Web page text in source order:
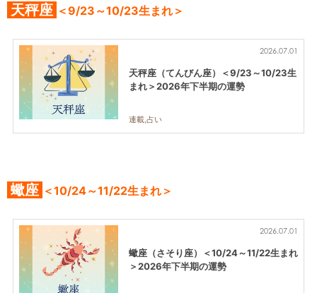
天秤座 ＜9/23～10/23生まれ＞
2026.07.01
天秤座（てんびん座）＜9/23～10/23生
まれ＞2026年下半期の運勢
連載,占い
蠍座 ＜10/24～11/22生まれ＞
2026.07.01
蠍座（さそり座）＜10/24～11/22生まれ
＞2026年下半期の運勢